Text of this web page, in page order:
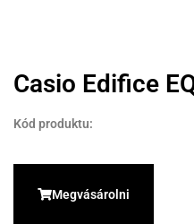
Casio Edifice
Kód produktu:
Megvásárolni